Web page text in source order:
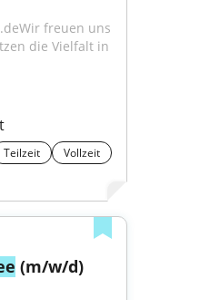
freuen uns
die Vielfalt in
Teilzeit Vollzeit
(m/w/d)